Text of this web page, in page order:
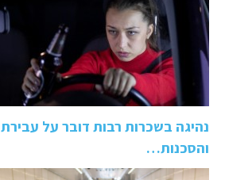
נהיגה בשכרות רבות דובר על
והסכנות…